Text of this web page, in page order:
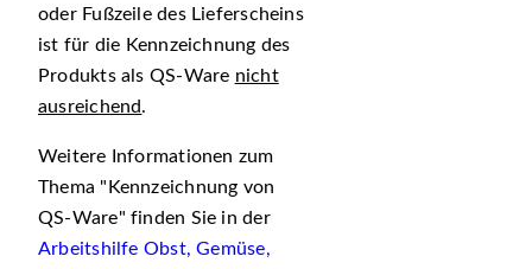
oder Fußzeile des Lieferscheins
ist für die Kennzeichnung des
Produkts als QS-Ware nicht
ausreichend.
Weitere Informationen zum
Thema
Kennzeichnung von
QS-Ware
finden Sie in der
Arbeitshilfe Obst, Gemüse,